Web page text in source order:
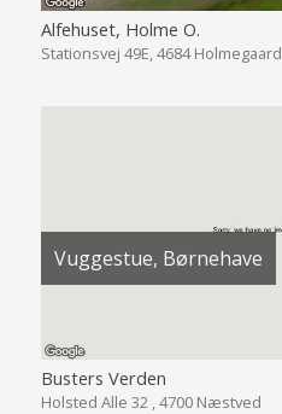
Alfehuset, Holme O.
Stationsvej 49E, 4684 Holmegaard
Vuggestue, Børnehave
Busters Verden
Holsted Alle 32 , 4700 Næstved